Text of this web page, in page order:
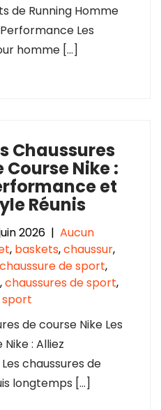
de Running Homme
Les
homme […]
Chaussures
Course Nike :
et
Réunis
2026 | Aucun
, baskets,chaussur,
chaussure de sport,
,chaussures de sport,
sport
de course Nike Les
: Alliez
chaussures de
longtemps […]